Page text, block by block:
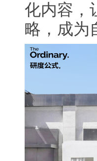
化内容，
略，成为